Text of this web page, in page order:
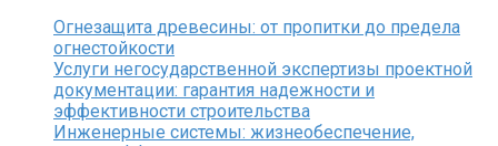
Огнезащита древесины: от пропитки до предела
огнестойкости
Услуги негосударственной экспертизы проектной
документации: гарантия надежности и
эффективности строительства
Инженерные системы: жизнеобеспечение,